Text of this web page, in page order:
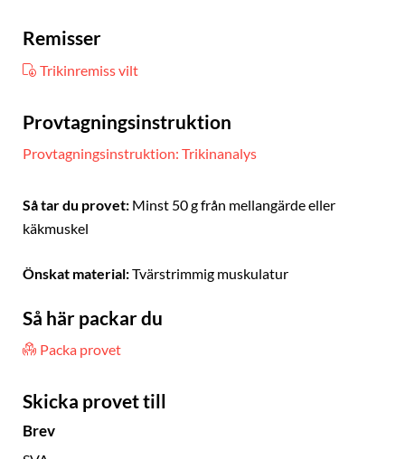
Remisser
Trikinremiss vilt
Provtagningsinstruktion
Provtagningsinstruktion: Trikinanalys
Så tar du provet: Minst 50 g från mellangärde eller
käkmuskel
Önskat material:Tvärstrimmig muskulatur
Så här packar du
Packa provet
Skicka provet till
Brev